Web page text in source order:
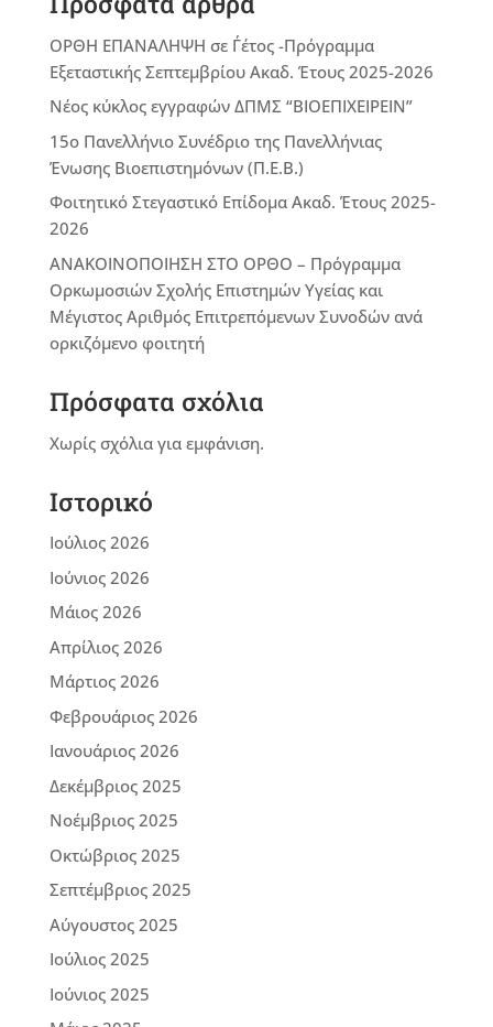
ΟΡΘΗ ΕΠΑΝΑΛΗΨΗ σε Γ΄έτος -Πρόγραμμα
Εξεταστικής Σεπτεμβρίου Ακαδ. Έτους 2025-2026
Νέος κύκλος εγγραφών ΔΠΜΣ “ΒΙΟΕΠΙΧΕΙΡΕΙΝ”
15ο Πανελλήνιο Συνέδριο της Πανελλήνιας
Ένωσης Βιοεπιστημόνων (Π.Ε.Β.)
Φοιτητικό Στεγαστικό Επίδομα Ακαδ. Έτους 2025-
2026
ΑΝΑΚΟΙΝΟΠΟΙΗΣΗ ΣΤΟ ΟΡΘΟ – Πρόγραμμα
Ορκωμοσιών Σχολής Επιστημών Υγείας και
Μέγιστος Αριθμός Επιτρεπόμενων Συνοδών ανά
ορκιζόμενο φοιτητή
Πρόσφατα σχόλια
Χωρίς σχόλια για εμφάνιση.
Ιστορικό
Ιούλιος 2026
Ιούνιος 2026
Μάιος 2026
Απρίλιος 2026
Μάρτιος 2026
Φεβρουάριος 2026
Ιανουάριος 2026
Δεκέμβριος 2025
Νοέμβριος 2025
Οκτώβριος 2025
Σεπτέμβριος 2025
Αύγουστος 2025
Ιούλιος 2025
Ιούνιος 2025